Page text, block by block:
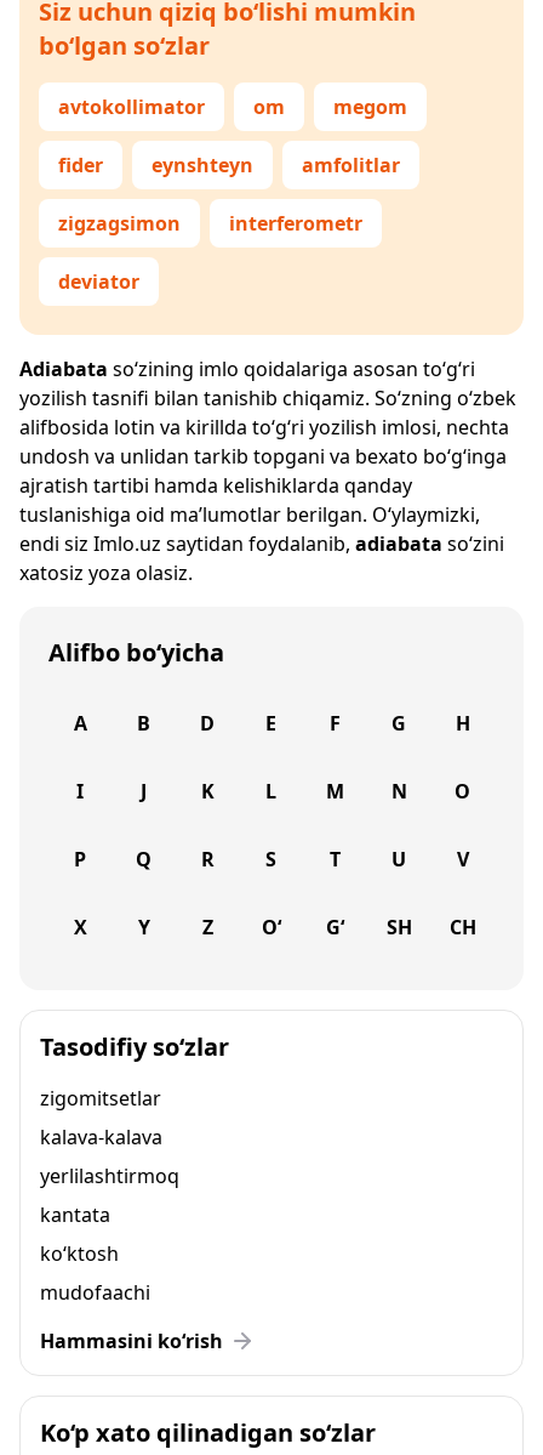
Siz uchun qiziq bo‘lishi mumkin
bo‘lgan so‘zlar
avtokollimator om megom
fider eynshteyn amfolitlar
zigzagsimon interferometr
deviator
Adiabata so‘zining imlo qoidalariga asosan to‘g‘ri
yozilish tasnifi bilan tanishib chiqamiz. So‘zning o‘zbek
alifbosida lotin va kirillda to‘g‘ri yozilish imlosi, nechta
undosh va unlidan tarkib topgani va bexato bo‘g‘inga
ajratish tartibi hamda kelishiklarda qanday
tuslanishiga oid ma’lumotlar berilgan. O‘ylaymizki,
endi siz Imlo.uz saytidan foydalanib, adiabata so‘zini
xatosiz yoza olasiz.
Alifbo bo‘yicha
A B D E F G H
I J K L M N O
P Q R S T U V
X Y Z O‘ G‘ SH CH
Tasodifiy so‘zlar
zigomitsetlar
kalava-kalava
yerlilashtirmoq
kantata
ko‘ktosh
mudofaachi
Hammasini ko‘rish
Ko‘p xato qilinadigan so‘zlar